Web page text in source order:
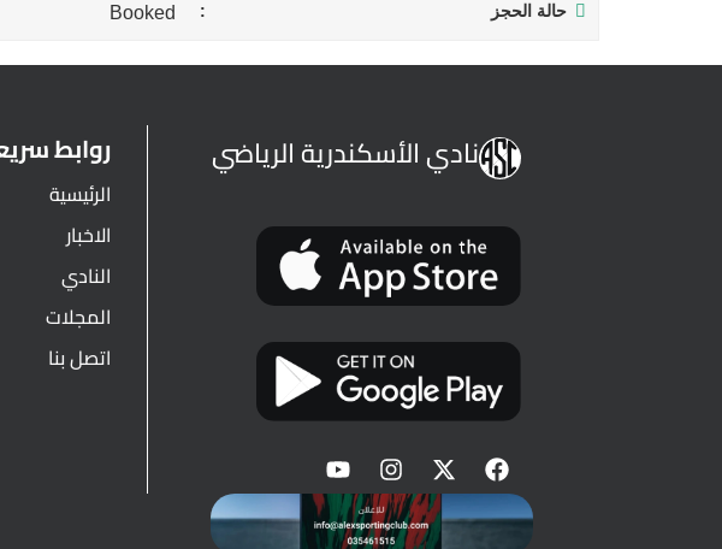
حالة الحجز Booked
نادي الأسكندرية الرياضي روابط
الرئيسية
الاخبار
النادي
المجلات
اتصل بنا